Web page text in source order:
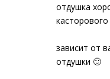
отдушка
зависит от
отдушки 🙂